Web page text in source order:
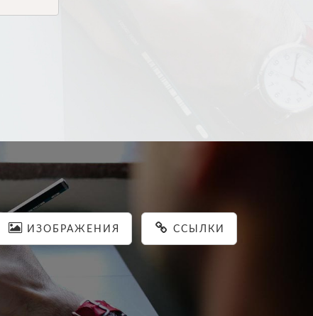
ИЗОБРАЖЕНИЯ ССЫЛКИ